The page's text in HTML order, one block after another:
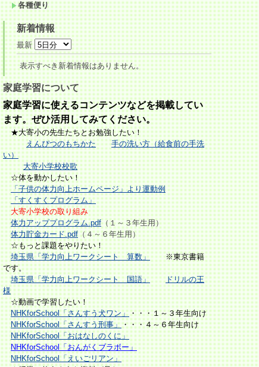
各種便り
新着情報
最新
表示すべき新着情報はありません。
家庭学習について
家庭学習に使えるコンテンツなどを掲載してい
ます。ぜひ活用してみてください。
★大寄小の先生たちとお勉強したい！
えんぴつのもちかた
手の洗い方（給食前の手洗
い）
大寄小学校校歌
☆体を動かしたい！
「子供の体力向上ホームページ」より運動例
「すくすくプログラム」
大寄小学校の取り組み
体力アッププログラム.pdf（１～３年生用）
体力貯金カード.pdf （４～６年生用）
☆もっと課題をやりたい！
埼玉県「学力向上ワークシート 算数」 ※東京書籍
です。
埼玉県「学力向上ワークシート 国語」
ドリルの王
様
☆動画で学習したい！
NHKforSchool 「さんすう犬ワン」 ・・・１～３年生向け
NHKforSchool 「さんすう刑事」 ・・・４～６年生向け
NHKforSchool「おはなしのくに」
NHKforSchool「おんがくブラボー」
NHKforSchool「えいごリアン」